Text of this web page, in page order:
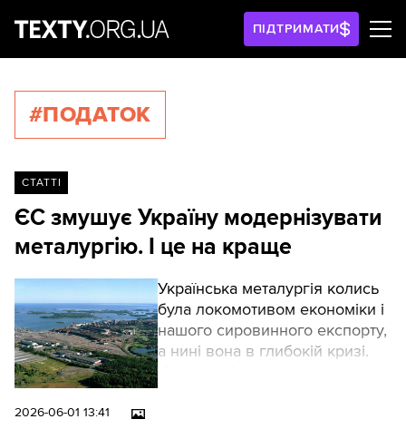
ПІДТРИМАТИ
#ПОДАТОК
СТАТТІ
ЄС змушує Україну модернізувати
металургію. І це на краще
Українська металургія колись
була локомотивом економіки і
нашого сировинного експорту,
а нині вона в глибокій кризі.
2026-06-01 13:41